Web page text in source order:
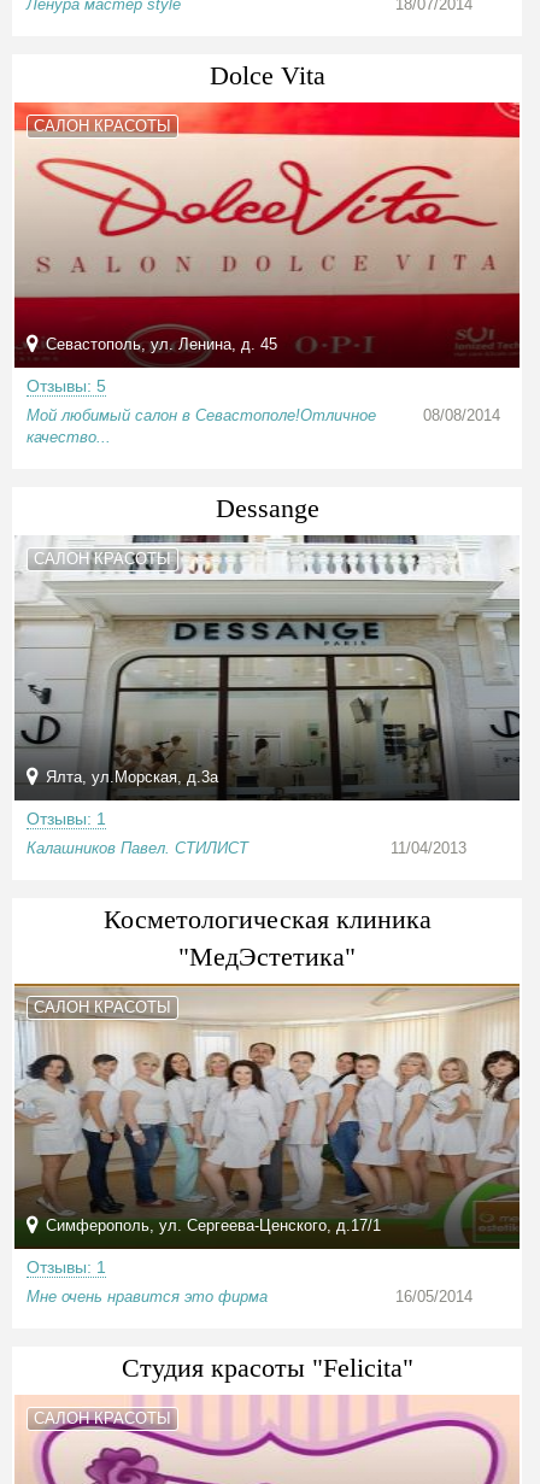
Ленура мастер style 18/07/2014
Dolce Vita
САЛОН КРАСОТЫ
Севастополь, ул. Ленина, д. 45
Отзывы: 5
Мой любимый салон в Севастополе!Отличное
качество...
08/08/2014
Dessange
САЛОН КРАСОТЫ
Ялта, ул.Морская, д.3а
Отзывы: 1
Калашников Павел. СТИЛИСТ 11/04/2013
Косметологическая клиника
"МедЭстетика"
САЛОН КРАСОТЫ
Симферополь, ул. Сергеева-Ценского, д.17/1
Отзывы: 1
Мне очень нравится это фирма 16/05/2014
Студия красоты "Felicita"
САЛОН КРАСОТЫ